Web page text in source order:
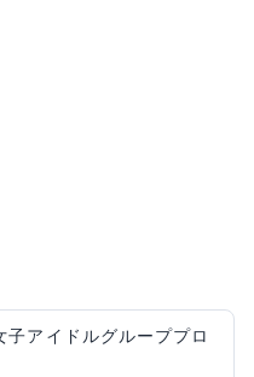
アイドルグループプロ